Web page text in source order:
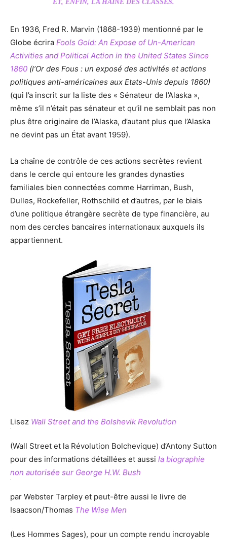
ET, ENFIN, LA HAINE DES CLASSES.
En 1936, Fred R. Marvin (1868-1939) mentionné par le
Globe écrira Fools Gold: An Expose of Un-American
Activities and Political Action in the United States Since
1860 (l’Or des Fous : un exposé des activités et actions
politiques anti-américaines aux Etats-Unis depuis 1860)
(qui l’a inscrit sur la liste des « Sénateur de l’Alaska »,
même s’il n’était pas sénateur et qu’il ne semblait pas non
plus être originaire de l’Alaska, d’autant plus que l’Alaska
ne devint pas un État avant 1959).
La chaîne de contrôle de ces actions secrètes revient
dans le cercle qui entoure les grandes dynasties
familiales bien connectées comme Harriman, Bush,
Dulles, Rockefeller, Rothschild et d’autres, par le biais
d’une politique étrangère secrète de type financière, au
nom des cercles bancaires internationaux auxquels ils
appartiennent.
Lisez Wall Street and the Bolshevik Revolution
(Wall Street et la Révolution Bolchevique) d’Antony Sutton
pour des informations détaillées et aussi la biographie
non autorisée sur George H.W. Bush
par Webster Tarpley et peut-être aussi le livre de
Isaacson/Thomas The Wise Men
(Les Hommes Sages), pour un compte rendu incroyable